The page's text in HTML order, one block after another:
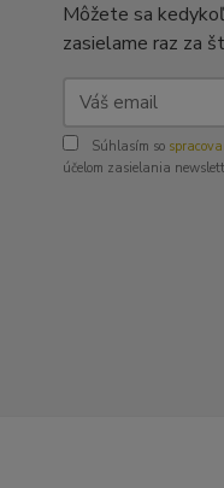
Môžete sa
zasielame raz za
Súhlasím so
účelom zasielania